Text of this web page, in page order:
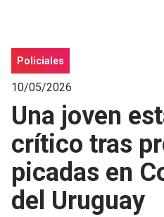
Policiales
10/05/2026
Una joven
crítico tras
picadas en
del Uruguay